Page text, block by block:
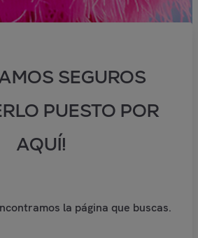
SEGUROS
PUESTO POR
AQUÍ!
la página que buscas.